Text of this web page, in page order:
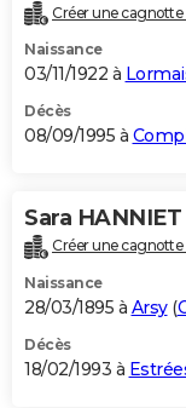
Créer une cagnotte
Naissance
03/11/1922 à
Décès
08/09/1995 à
Sara HANNIET
Créer une cagnotte
Naissance
28/03/1895 à Arsy(
Décès
18/02/1993 à